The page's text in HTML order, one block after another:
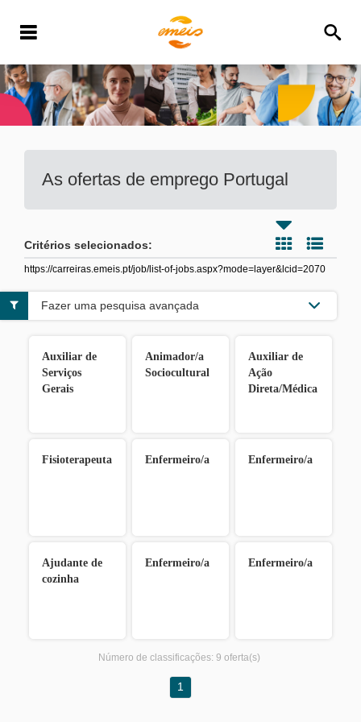
As ofertas de emprego Portugal
Critérios selecionados:
https://carreiras.emeis.pt/job/list-of-jobs.aspx?mode=layer&lcid=2070
Auxiliar de
Serviços
Gerais
Animador/a
Sociocultural
Auxiliar de
Ação
Direta/Médica
Fisioterapeuta Enfermeiro/a Enfermeiro/a
Ajudante de
cozinha
Enfermeiro/a Enfermeiro/a
Fazer uma pesquisa avançada
Número de classificações: 9 oferta(s)
1